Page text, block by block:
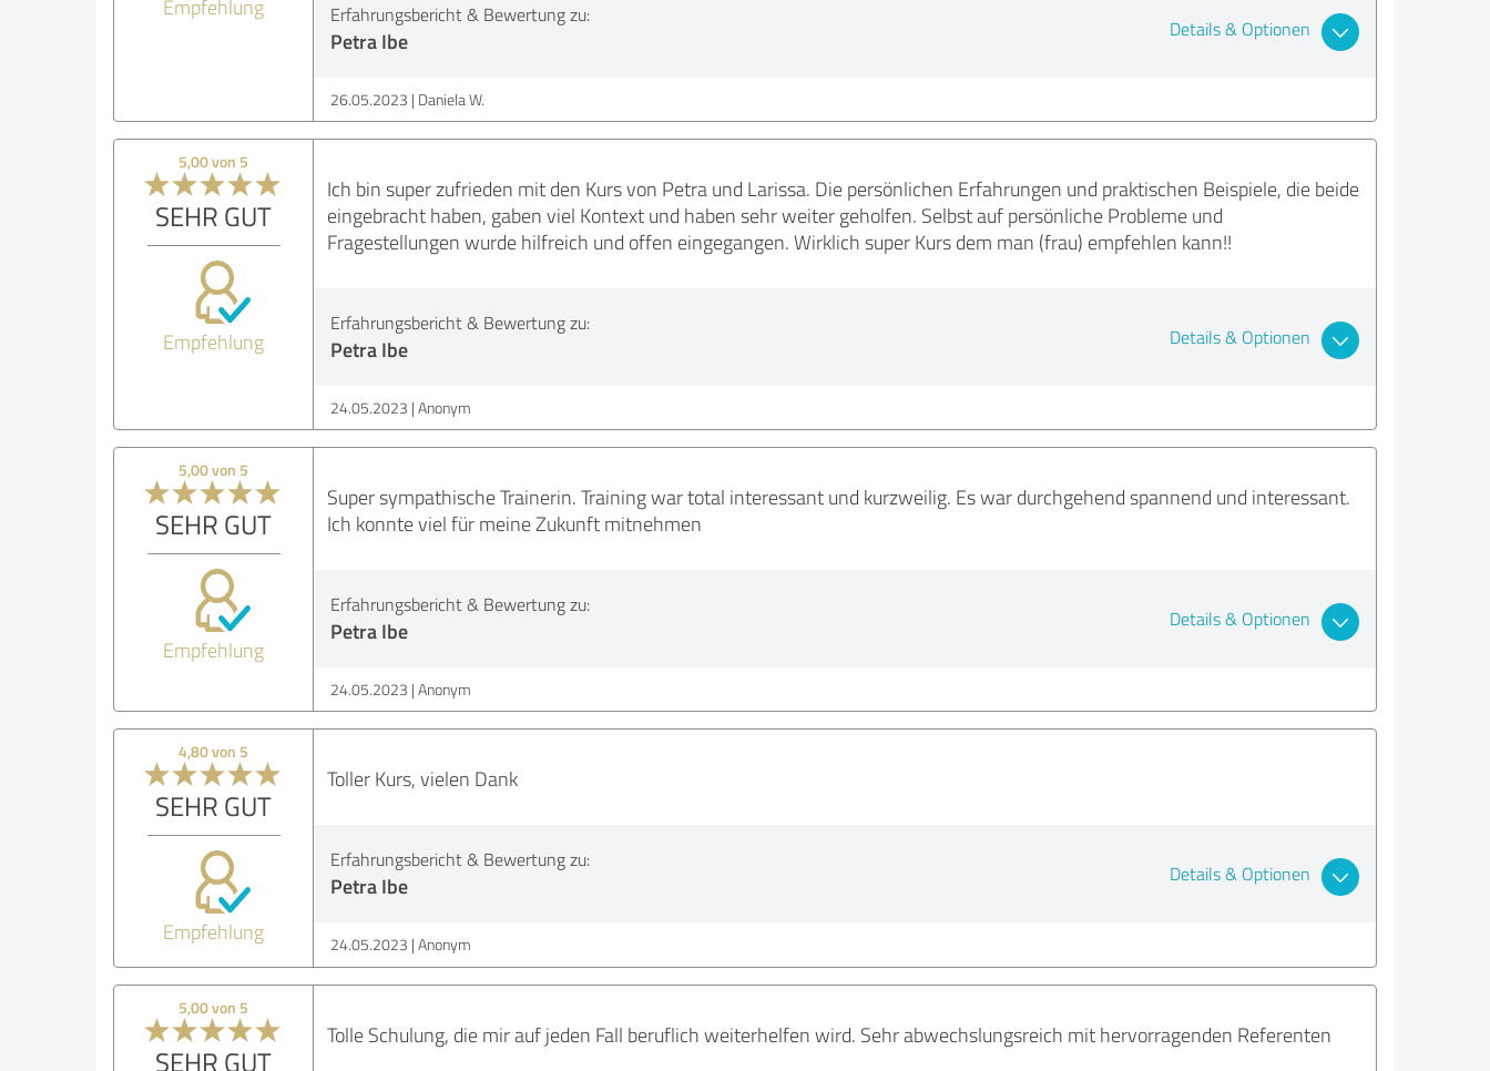
Empfehlung Erfahrungsbericht & Bewertung zu:
Petra Ibe Details & Optionen
26.05.2023 Daniela W.
5,00 von 5
SEHR GUT
Empfehlung
Ich bin super zufrieden mit den Kurs von Petra und Larissa. Die persönlichen Erfahrungen und praktischen Beispiele, die beide
eingebracht haben, gaben viel Kontext und haben sehr weiter geholfen. Selbst auf persönliche Probleme und
Fragestellungen wurde hilfreich und offen eingegangen. Wirklich super Kurs dem man (frau) empfehlen kann!!
Erfahrungsbericht & Bewertung zu:
Petra Ibe Details & Optionen
24.05.2023 Anonym
5,00 von 5
SEHR GUT
Empfehlung
Super sympathische Trainerin. Training war total interessant und kurzweilig. Es war durchgehend spannend und interessant.
Ich konnte viel für meine Zukunft mitnehmen
Erfahrungsbericht & Bewertung zu:
Petra Ibe Details & Optionen
24.05.2023 Anonym
4,80 von 5
SEHR GUT
Empfehlung
Toller Kurs, vielen Dank
Erfahrungsbericht & Bewertung zu:
Petra Ibe Details & Optionen
24.05.2023 Anonym
5,00 von 5
SEHR GUT
Tolle Schulung, die mir auf jeden Fall beruflich weiterhelfen wird. Sehr abwechslungsreich mit hervorragenden Referenten